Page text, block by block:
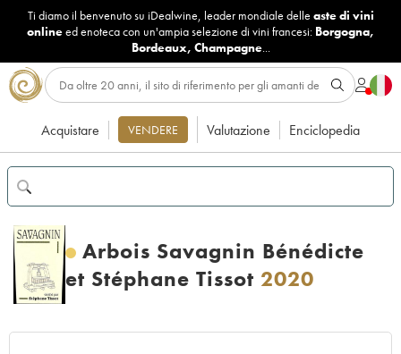
Ti diamo il benvenuto su iDealwine, leader mondiale delle aste di vini
onlineed enoteca con un'ampia selezione di vini francesi: Borgogna,
Bordeaux, Champagne...
Acquistare VENDERE Valutazione Enciclopedia
Arbois Savagnin Bénédicte
et Stéphane Tissot 2020